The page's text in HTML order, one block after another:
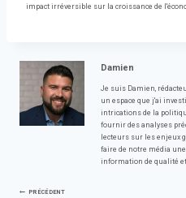
impact irréversible sur la croissance de
Damien
Je suis Damien,
un espace que j'ai
intrications de la
fournir des analyses
lecteurs sur les enjeux
faire de notre média
information de qualité
PRÉCÉDENT